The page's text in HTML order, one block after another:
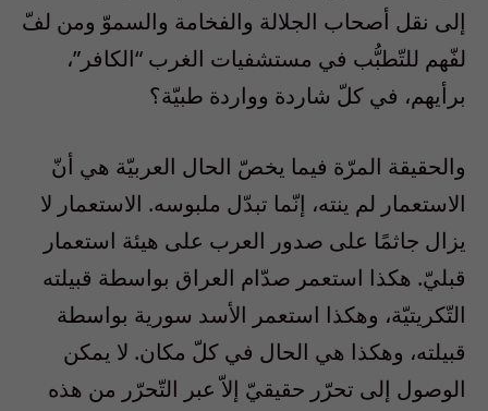
إلى نقل أصحاب الجلالة والفخامة والسموّ ومن لفّ
لفّهم للتّطبُّب في مستشفيات الغرب “الكافر”،
برأيهم، في كلّ شاردة وواردة طبيّة؟
والحقيقة المرّة فيما يخصّ الحال العربيّة هي أنّ
الاستعمار لم ينته، إنّما تبدّل ملبوسه. الاستعمار لا
يزال جاثمًا على صدور العرب على هيئة استعمار
قبليّ. هكذا استعمر صدّام العراق بواسطة قبيلته
التّكريتيّة، وهكذا استعمر الأسد سورية بواسطة
قبيلته، وهكذا هي الحال في كلّ مكان. لا يمكن
الوصول إلى تحرّر حقيقيّ إلاّ عبر التّحرّر من هذه